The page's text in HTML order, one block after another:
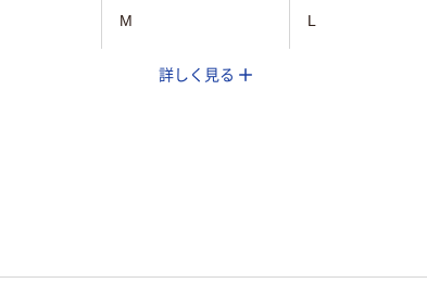
M L
詳しく見る